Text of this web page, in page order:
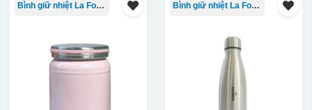
Bình giữ nhiệt La Fonte Bình giữ nhiệt La Fonte